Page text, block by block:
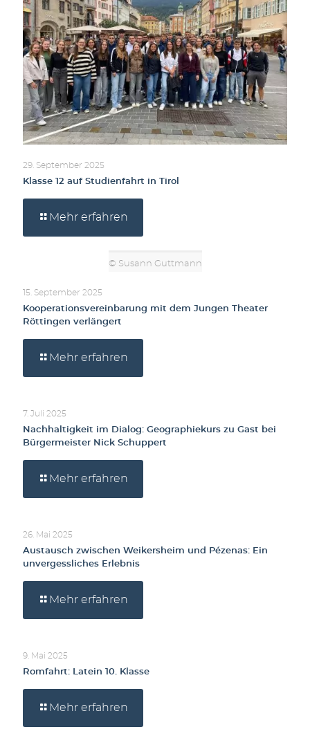
29. September 2025
Klasse 12 auf Studienfahrt in Tirol
Mehr erfahren
© Susann Guttmann
15. September 2025
Kooperationsvereinbarung mit dem Jungen Theater
Röttingen verlängert
Mehr erfahren
7. Juli 2025
Nachhaltigkeit im Dialog: Geographiekurs zu Gast bei
Bürgermeister Nick Schuppert
Mehr erfahren
26. Mai 2025
Austausch zwischen Weikersheim und Pézenas: Ein
unvergessliches Erlebnis
Mehr erfahren
9. Mai 2025
Romfahrt: Latein 10. Klasse
Mehr erfahren